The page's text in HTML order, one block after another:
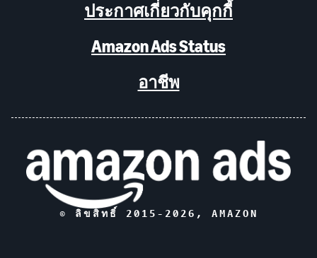
ประกาศเกี่ยวกับคุกกี้
Amazon Ads Status
อาชีพ
© ลิขสิทธิ์ 2015- 2026 , AMAZON